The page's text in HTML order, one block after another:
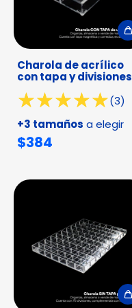
Charola de acrílico
con tapa y divisiones
(3)
+3 tamaños a elegir
$384